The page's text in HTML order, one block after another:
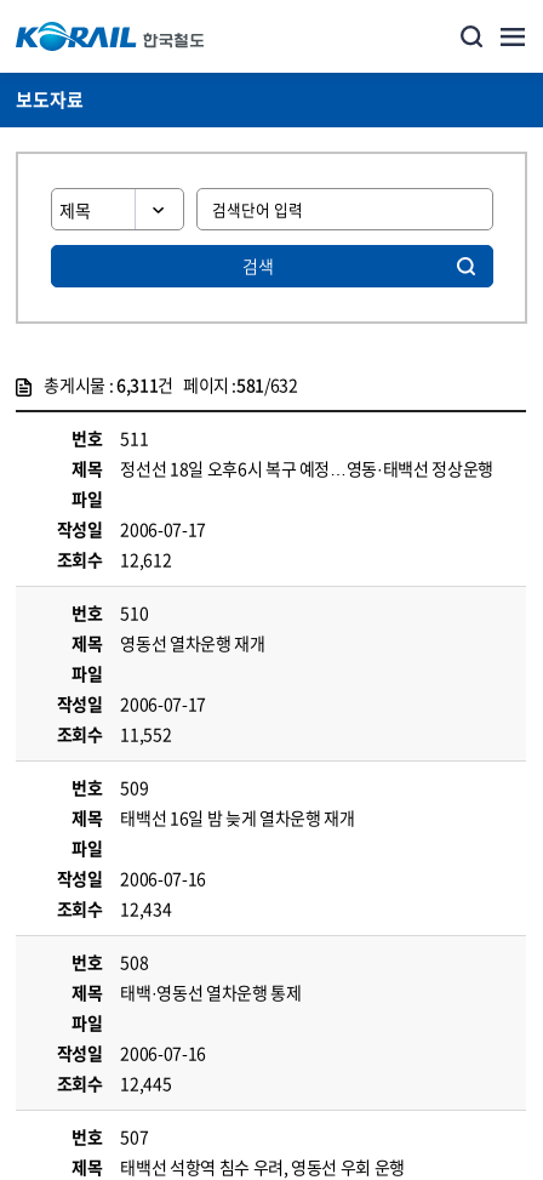
보도자료
검색
총게시물 :6,311건 페이지 :581/632
번호
511
제목
정선선 18일 오후6시 복구 예정…영동·태백선 정상운행
파일
작성일
2006-07-17
조회수
12,612
번호
510
제목
영동선 열차운행 재개
파일
작성일
2006-07-17
조회수
11,552
번호
509
제목
태백선 16일 밤 늦게 열차운행 재개
파일
작성일
2006-07-16
조회수
12,434
번호
508
제목
태백·영동선 열차운행 통제
파일
작성일
2006-07-16
조회수
12,445
번호
507
제목
태백선 석항역 침수 우려, 영동선 우회 운행